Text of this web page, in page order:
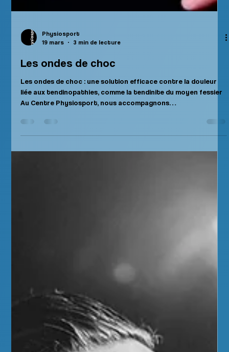
Physiosport
19 mars
3 min de lecture
Les ondes de choc